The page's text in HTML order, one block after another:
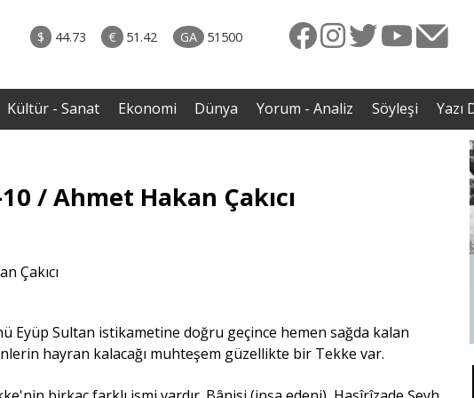
$ 44.73 € 51.42 GA 51500
imzayı attı!
girdi
• Gannuşi'nin serbest bırakılması için çağrı
Kültür - Sanat Ekonomi Dünya Yorum - Analiz Söyleşi Yazı
/ Ahmet Hakan Çakıcı
Eyüp Sultan istikametine doğru geçince hemen sağda kalan
hayran kalacağı muhteşem güzellikte bir Tekke var.